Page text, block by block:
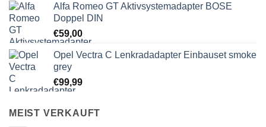
Alfa Romeo GT Aktivsystemadapter BOSE
Doppel DIN
€59,00
Opel Vectra C Lenkradadapter Einbauset smoke
grey
€99,99
MEIST VERKAUFT